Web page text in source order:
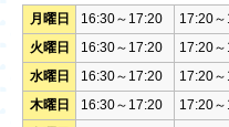
月曜日 16:30～17:20 17:20
火曜日
16:30～17:20 17:20
水曜日
16:30～17:20 17:20
木曜日
16:30～17:20 17:20